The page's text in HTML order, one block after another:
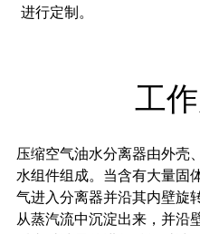
进行定制。
工
压缩空气油水分离器由外壳
水组件组成。 当含有大量固
气进入分离器并沿其内壁旋
从蒸汽流中沉淀出来，并沿